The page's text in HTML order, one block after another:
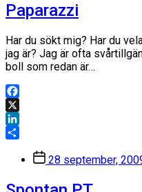
Paparazzi
Har du sökt mig? Har du
jag är? Jag är ofta
boll som redan är…
Facebook
X
LinkedIn
Inläggsdatum
28 september,